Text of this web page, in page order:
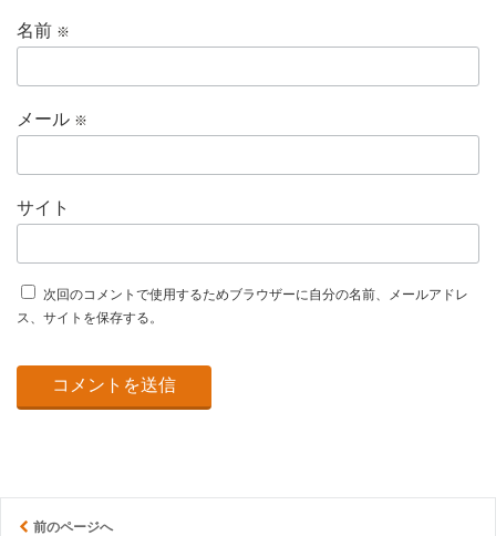
名前 ※
メール ※
サイト
次回のコメントで使用するためブラウザーに自分の名前、メールアドレ
ス、サイトを保存する。
前のページへ